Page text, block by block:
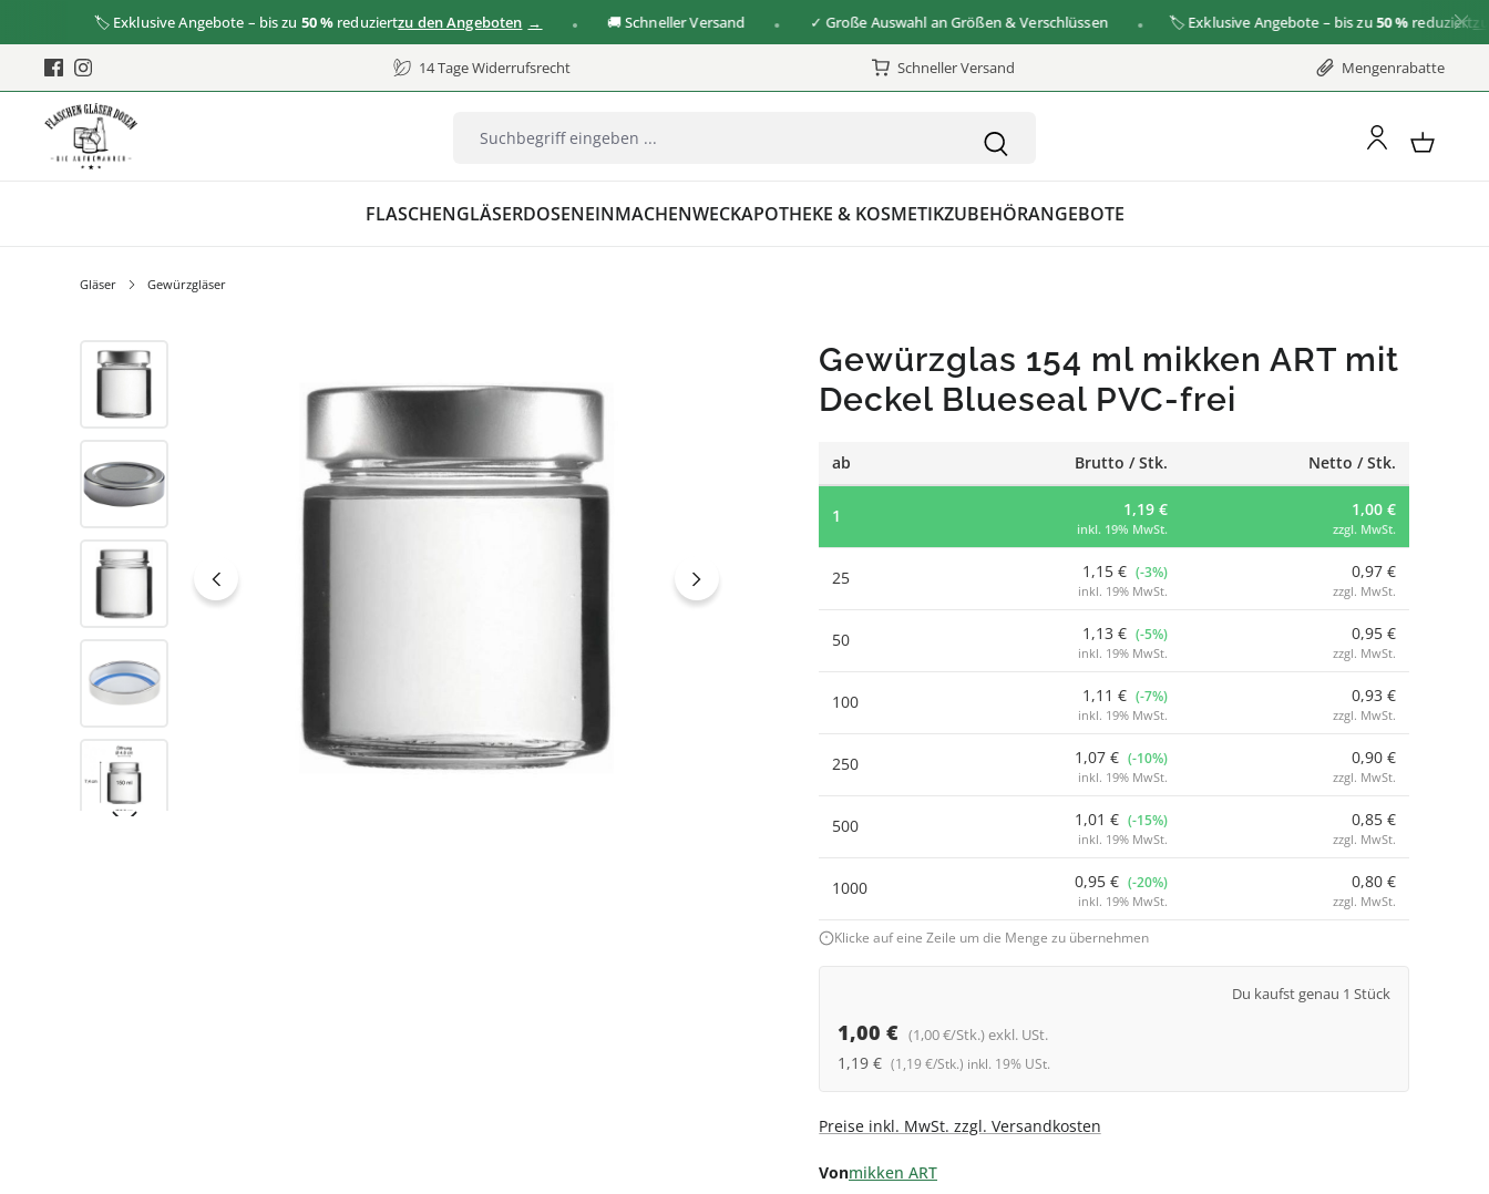
🏷️ Exklusive Angebote – bis zu 50 % reduziertzu den Angeboten 🚚 Schneller Versand ✓ Große Auswahl an Größen & Verschlüssen 🏷️ Exklusive Angebote – bis zu 50 % reduziertzu den
14 Tage Widerrufsrecht Schneller Versand Mengenrabatte
FLASCHENGLÄSERDOSENEINMACHENWECKAPOTHEKE & KOSMETIKZUBEHÖRANGEBOTE
Gläser Gewürzgläser
Bildergalerie überspringen
Gewürzglas 154 ml mikken ART mit
Deckel Blueseal PVC-frei
ab Brutto / Stk. Netto / Stk.
1 1,19 €
inkl. 19% MwSt.
1,00 €
zzgl. MwSt.
25 1,15 € (-3%)
inkl. 19% MwSt.
0,97 €
zzgl. MwSt.
50 1,13 € (-5%)
inkl. 19% MwSt.
0,95 €
zzgl. MwSt.
100 1,11 € (-7%)
inkl. 19% MwSt.
0,93 €
zzgl. MwSt.
250 1,07 € (-10%)
inkl. 19% MwSt.
0,90 €
zzgl. MwSt.
500 1,01 € (-15%)
inkl. 19% MwSt.
0,85 €
zzgl. MwSt.
1000 0,95 € (-20%)
inkl. 19% MwSt.
0,80 €
zzgl. MwSt.
Klicke auf eine Zeile um die Menge zu übernehmen
Du kaufst genau 1 Stück
1,00 € (1,00 €/Stk.) exkl. USt.
1,19 € (1,19 €/Stk.) inkl. 19% USt.
Preise inkl. MwSt. zzgl. Versandkosten
Vonmikken ART